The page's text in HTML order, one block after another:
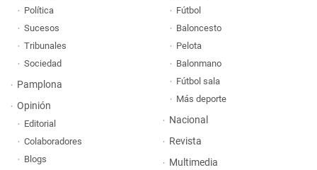
Política
Sucesos
Tribunales
Sociedad
Pamplona
Opinión
Editorial
Colaboradores
Blogs
Fútbol
Baloncesto
Pelota
Balonmano
Fútbol sala
Más deporte
Nacional
Revista
Multimedia